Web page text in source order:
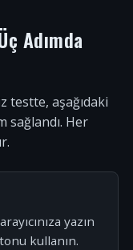
Adımda
testte, aşağıdaki
sağlandı. Her
yazın
kullanın.